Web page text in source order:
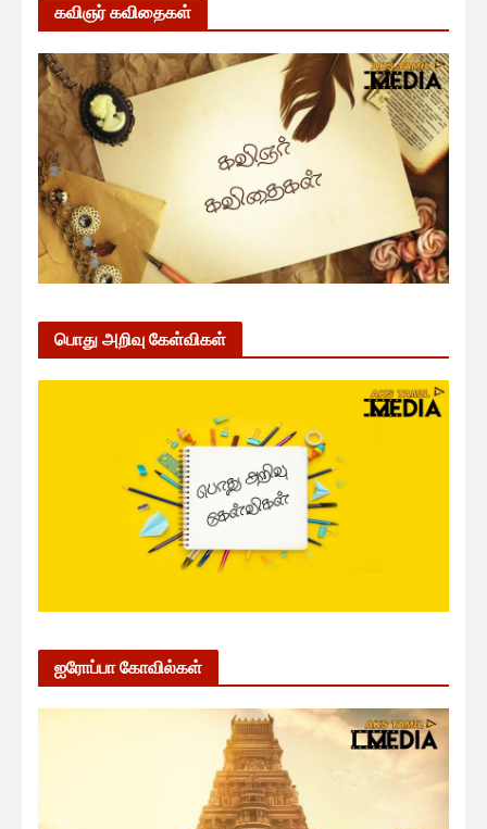
கவிஞர் கவிதைகள்
பொது அறிவு கேள்விகள்
ஐரோப்பா கோவில்கள்